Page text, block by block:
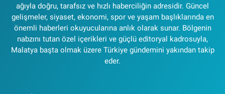
ağıyla doğru, tarafsız ve hızlı haberciliğin adresidir. Güncel
gelişmeler, siyaset, ekonomi, spor ve yaşam başlıklarında en
önemli haberleri okuyucularına anlık olarak sunar. Bölgenin
nabzını tutan özel içerikleri ve güçlü editoryal kadrosuyla,
Malatya başta olmak üzere Türkiye gündemini yakından takip
eder.